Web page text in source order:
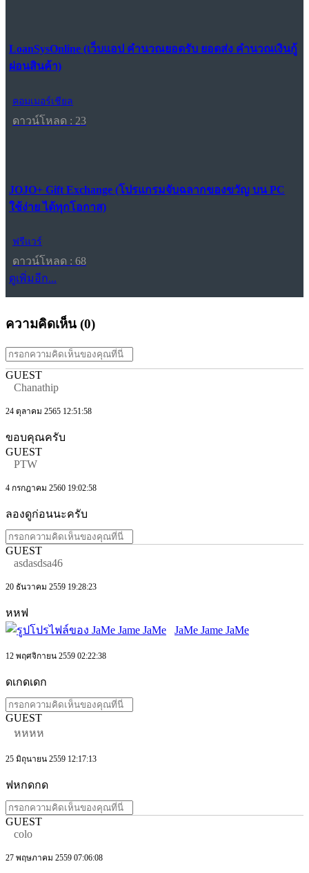
LoanSysOnline (เว็บแอป คำนวณยอดรับ ยอดส่ง คำนวณเงินกู้
ผ่อนสินค้า)
คอมเมอร์เชียล
ดาวน์โหลด : 23
JOJO+ Gift Exchange (โปรแกรมจับฉลากของขวัญ บน PC
ใช้ง่าย ได้ทุกโอกาส)
ฟรีแวร์
ดาวน์โหลด : 68
ดูเพิ่มอีก...
ความคิดเห็น (0)
GUEST
Chanathip
24 ตุลาคม 2565 12:51:58
ขอบคุณครับ
GUEST
PTW
4 กรกฎาคม 2560 19:02:58
ลองดูก่อนนะครับ
GUEST
asdasdsa46
20 ธันวาคม 2559 19:28:23
หหฟ
JaMe Jame JaMe
12 พฤศจิกายน 2559 02:22:38
ดเกดเดก
GUEST
หหหห
25 มิถุนายน 2559 12:17:13
ฟหกดกด
GUEST
colo
27 พฤษภาคม 2559 07:06:08